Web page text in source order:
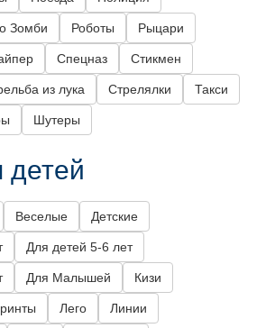
Зомби Роботы Рыцари
Спецназ Стикмен
из лука Стрелялки Такси
Шутеры
Веселые Детские
Для детей 5-6 лет
Для Малышей Кизи
Лего Линии